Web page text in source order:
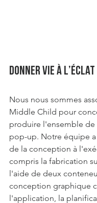
Donner vie à l’éclat
Nous nous sommes
Middle Child pour
produire l'ensemble
pop-up. Notre équipe
de la conception à
compris la fabrication
l'aide de deux
conception graphique
l'application, la